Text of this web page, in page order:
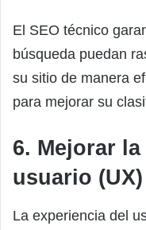
El SEO técnico
búsqueda puedan
su sitio de manera
para mejorar su
6. Mejorar
usuario (UX)
La experiencia del